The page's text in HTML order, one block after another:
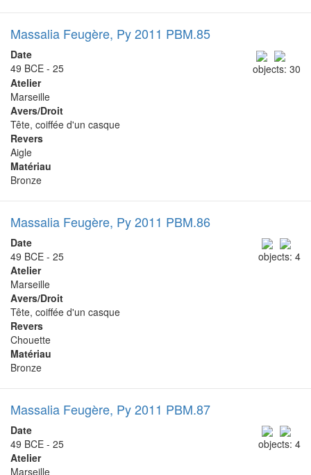
Massalia Feugère, Py 2011 PBM.85
objects: 30
Date
49 BCE - 25
Atelier
Marseille
Avers/Droit
Tête, coiffée d'un casque
Revers
Aigle
Matériau
Bronze
Massalia Feugère, Py 2011 PBM.86
objects: 4
Date
49 BCE - 25
Atelier
Marseille
Avers/Droit
Tête, coiffée d'un casque
Revers
Chouette
Matériau
Bronze
Massalia Feugère, Py 2011 PBM.87
objects: 4
Date
49 BCE - 25
Atelier
Marseille